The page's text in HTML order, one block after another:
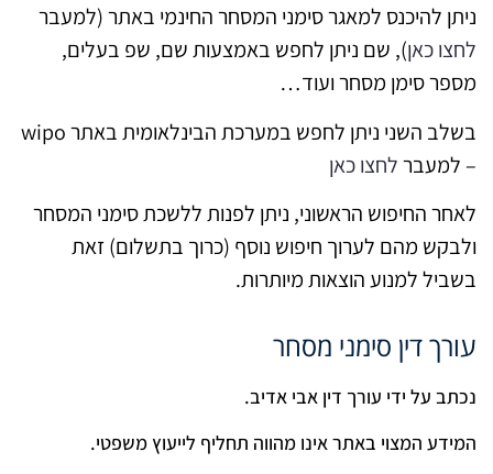
ניתן להיכנס למאגר סימני המסחר החינמי באתר (למעבר
לחצו כאן), שם ניתן לחפש באמצעות שם, שפ בעלים,
מספר סימן מסחר ועוד…
בשלב השני ניתן לחפש במערכת הבינלאומית באתר wipo
– למעברלחצו כאן
לאחר החיפוש הראשוני, ניתן לפנות ללשכת סימני המסחר
ולבקש מהם לערוך חיפוש נוסף (כרוך בתשלום) זאת
בשביל למנוע הוצאות מיותרות.
עורך דין סימני מסחר
נכתב על ידי עורך דין אבי אדיב.
המידע המצוי באתר אינו מהווה תחליף לייעוץ משפטי.